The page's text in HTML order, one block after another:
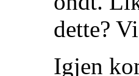
dette?
Igjen